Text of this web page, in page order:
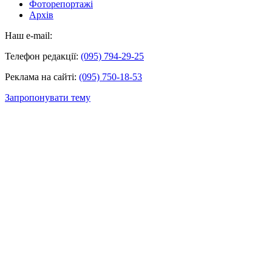
Фоторепортажі
Архів
Наш e-mail:
Телефон редакції: (095) 794-29-25
Реклама на сайті: (095) 750-18-53
Запропонувати тему